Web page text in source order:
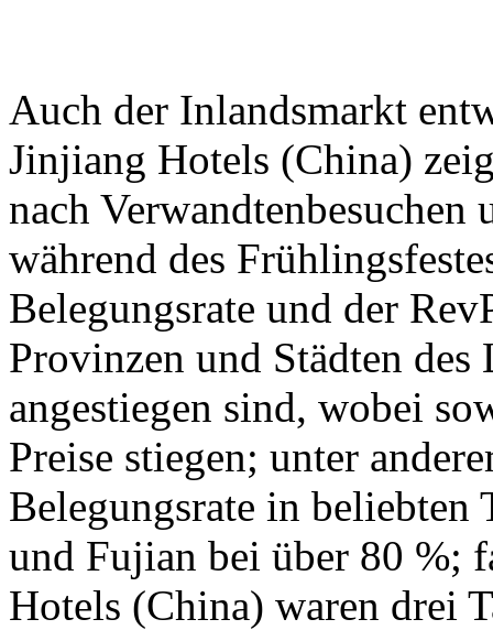
Auch der Inlandsmarkt
Jinjiang Hotels (China)
nach Verwandtenbesuchen
während des
Belegungsrate und der
Provinzen und Städten
angestiegen sind, wobei
Preise stiegen; unter
Belegungsrate in
und Fujian bei über 80 %;
Hotels (China) waren drei